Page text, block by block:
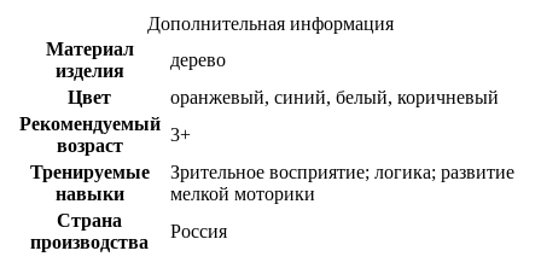
Дополнительная информация
Материал
изделия
дерево
Цвет
оранжевый, синий, белый, коричневый
Рекомендуемый
возраст
3+
Тренируемые
навыки
Зрительное восприятие; логика; развитие
мелкой моторики
Страна
производства
Россия